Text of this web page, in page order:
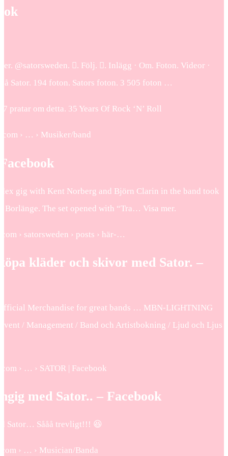
@satorsweden. 󱙶. Följ. 󰟝. Inlägg · Om. Foton. Videor ·
Sator. 194 foton. Sators foton. 3 505 foton …
pratar om detta. 35 Years Of Rock ‘N’ Roll
› … › Musiker/band
gig with Kent Norberg and Björn Clarin in the band took
Borlänge. The set opened with “Tra… Visa mer.
› satorsweden › posts › här-…
kläder och skivor med Sator. –
Merchandise for great bands … MBN-LIGHTNING
/ Management / Band och Artistbokning / Ljud och Ljus
› … › SATOR | Facebook
med Sator.. – Facebook
Sator… Sååå trevligt!!! 😆
› … › Musician/Banda